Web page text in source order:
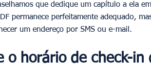
que dedique um capítulo a ela
permanece perfeitamente adequado,
um endereço por SMS ou e-mail.
o horário de check-in